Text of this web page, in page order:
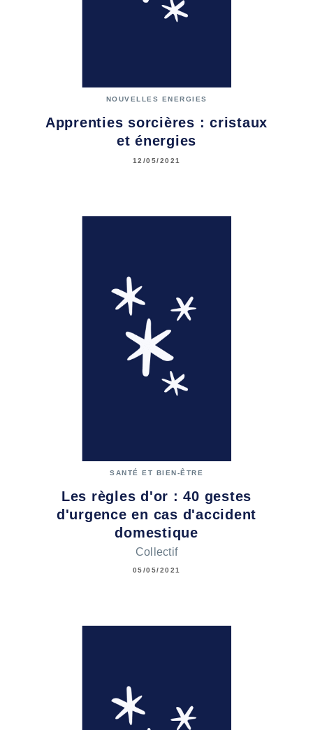
NOUVELLES ENERGIES
Apprenties sorcières : cristaux
et énergies
12/05/2021
SANTÉ ET BIEN-ÊTRE
Les règles d'or : 40 gestes
d'urgence en cas d'accident
domestique
Collectif
05/05/2021